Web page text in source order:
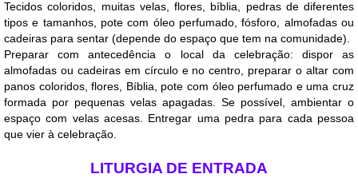
Tecidos coloridos, muitas velas, flores, bíblia, pedras de diferentes
tipos e tamanhos, pote com óleo perfumado, fósforo, almofadas ou
cadeiras para sentar (depende do espaço que tem na comunidade).
Preparar com antecedência o local da celebração: dispor as
almofadas ou cadeiras em círculo e no centro, preparar o altar com
panos coloridos, flores, Bíblia, pote com óleo perfumado e uma cruz
formada por pequenas velas apagadas. Se possível, ambientar o
espaço com velas acesas. Entregar uma pedra para cada pessoa
que vier à celebração.
LITURGIA DE ENTRADA